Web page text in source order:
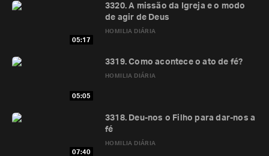
05:17
HOMILIA DIÁRIA
3320. A missão da Igreja e o modo
de agir de Deus
05:05
HOMILIA DIÁRIA
3319. Como acontece o ato de fé?
07:40
HOMILIA DIÁRIA
3318. Deu-nos o Filho para dar-nos a
fé